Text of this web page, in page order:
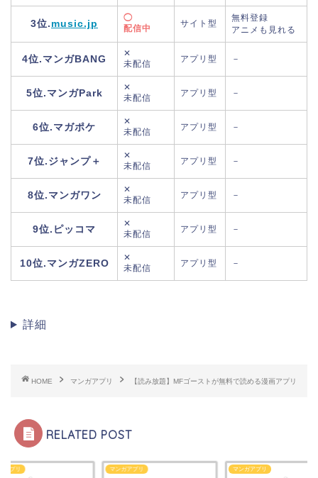
3位.music.jp
◯
配信中
サイト型
無料登録
アニメも見れる
4位.マンガBANG
✕
未配信
アプリ型 －
5位.マンガPark
✕
未配信
アプリ型 －
6位.マガポケ
✕
未配信
アプリ型 －
7位.ジャンプ＋
✕
未配信
アプリ型 －
8位.マンガワン
✕
未配信
アプリ型 －
9位.ピッコマ
✕
未配信
アプリ型 －
10位.マンガZERO
✕
未配信
アプリ型 －
詳細
HOME マンガアプリ 【読み放題】MFゴーストが無料で読める漫画アプリ
RELATED POST
アプリ マンガアプリ マンガアプリ